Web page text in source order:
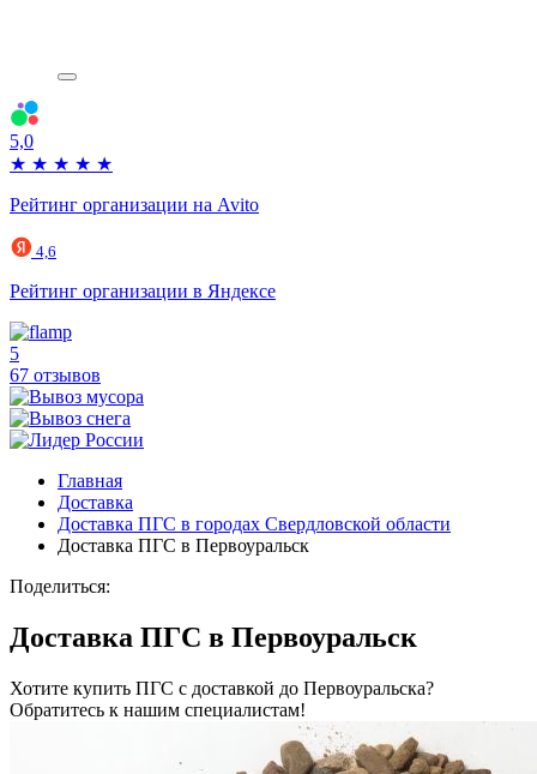
5,0
★ ★ ★ ★ ★
Рейтинг организации на Avito
4,6
Рейтинг организации в Яндексе
5
67 отзывов
Главная
Доставка
Доставка ПГС в городах Свердловской области
Доставка ПГС в Первоуральск
Поделиться:
Доставка ПГС в Первоуральск
Хотите купить ПГС с доставкой до Первоуральска?
Обратитесь к нашим специалистам!